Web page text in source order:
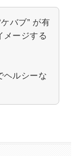
バブ” が有
メージする
ヘルシーな